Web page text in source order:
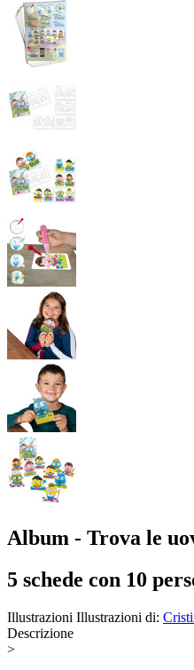
Album - Trova le
5 schede con 10
Illustrazioni Illustrazioni di:
Descrizione
>